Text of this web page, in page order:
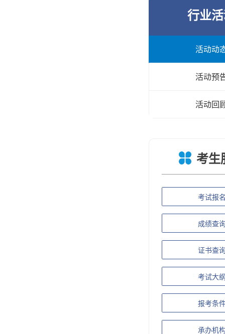
行业
活动动
活动预
活动回
考生
考试报
成绩查
证书查
考试大
报考条
承办机